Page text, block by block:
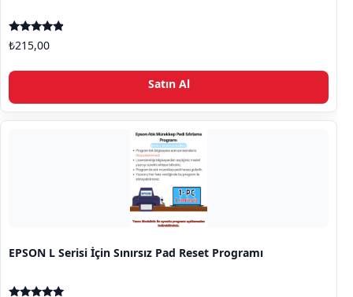
5 üzerinden
4.67
₺215,00
Satın Al
EPSON L Serisi İçin Sınırsız Pad Reset Programı